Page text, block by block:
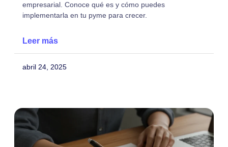
empresarial. Conoce qué es y cómo puedes
implementarla en tu pyme para crecer.
Leer más
abril 24, 2025